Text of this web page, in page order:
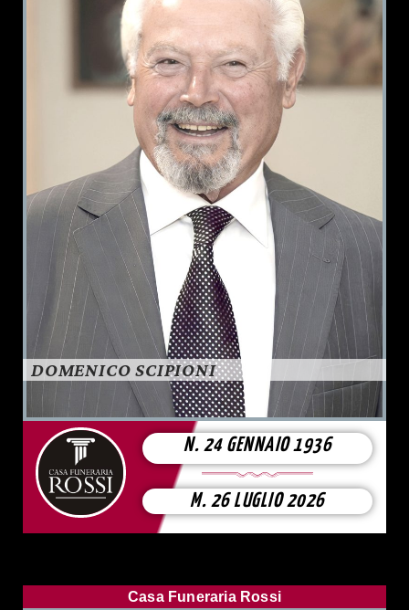
DOMENICO SCIPIONI
N. 24 GENNAIO 1936
M. 26 LUGLIO 2026
Casa Funeraria Rossi